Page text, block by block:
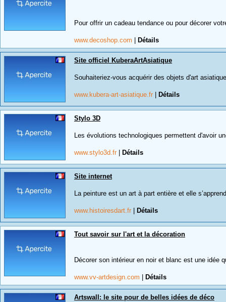
Pour offrir un cadeau tendance ou pour décorer
www.decoshop.com Détails
Site officiel KuberaArtAsiatique
Souhaiteriez-vous acquérir des objets d'art
www.kubera-art-asiatique.fr Détails
Stylo 3D
Les évolutions technologiques permettent d'avoir
www.stylo3d.fr Détails
Site internet
La peinture est un art à part entière et elle
www.histoiresdart.fr Détails
Tout savoir sur l'art et la décoration
Décorer son intérieur en noir et blanc est une idée
www.vv-artdesign.com Détails
Artswall: le site pour de belles idées de déco